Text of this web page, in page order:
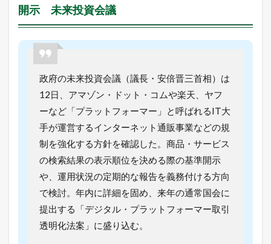
通
、
規
強
化
検
結
果
位
の
準
開
開示 未来投資会議
政府の未来投資会議（議長・安倍晋三首相）は
12日、アマゾン・ドット・コムや楽天、ヤフ
ーなど「プラットフォーマー」と呼ばれるIT大
手が運営するインターネット通販事業などの規
制を強化する方針を確認した。商品・サービス
の検索結果の表示順位を決める際の基準開示
や、運用状況の定期的な報告を義務付ける方向
で検討。年内に詳細を固め、来年の通常国会に
提出する「デジタル・プラットフォーマー取引
透明化法案」に盛り込む。